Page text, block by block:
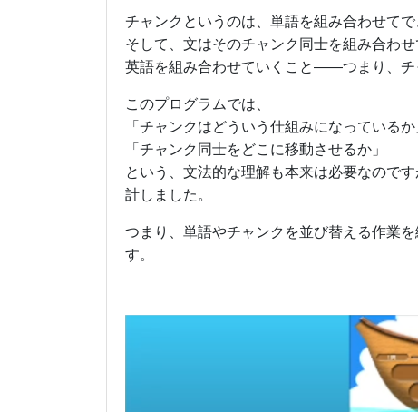
チャンクというのは、単語を組み合わせてで
そして、文はそのチャンク同士を組み合わせ
英語を組み合わせていくこと――つまり、チ
このプログラムでは、
「チャンクはどういう仕組みになっているか
「チャンク同士をどこに移動させるか」
という、文法的な理解も本来は必要なので
計しました。
つまり、単語やチャンクを並び替える作業
す。